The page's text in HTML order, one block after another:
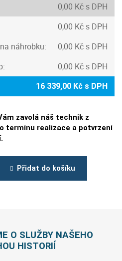
0,00 Kč s DPH
0,00 Kč s DPH
náhrobku:
0,00 Kč s DPH
0,00 Kč s DPH
16 339,00 Kč s DPH
zavolá náš technik z
termínu realizace a potvrzení
Přidat do košíku
O SLUŽBY NAŠEHO
HISTORIÍ